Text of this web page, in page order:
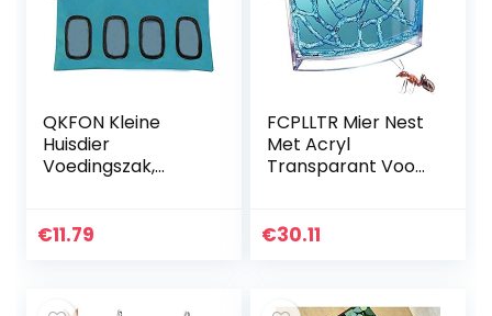
QKFON Kleine
Huisdier
Voedingszak,
Feeder Houder
€11.79
FCPLLTR Mier Nest
Met Acryl
Transparant Voor
Nesten Insect Nest
€30.11